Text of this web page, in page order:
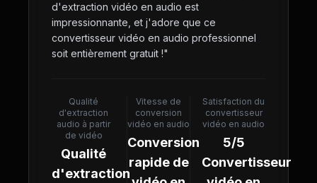
d'extraction vidéo en audio est
impressionnante, et j'adore que ce
convertisseur vidéo en audio professionnel
soit entièrement gratuit !"
Qualité
d'extraction
audio à partir
de vidéo
Qualité
d'extraction
Vitesse de
conversion
vidéo en audio
Conversion
rapide de
Satisfaction du
convertisseur
vidéo en audio
5/5
Convertisseur